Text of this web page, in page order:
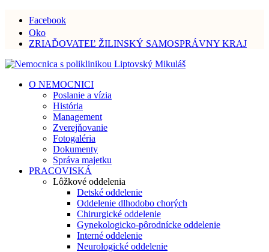
Facebook
Oko
ZRIAĎOVATEĽ ŽILINSKÝ SAMOSPRÁVNY KRAJ
O NEMOCNICI
Poslanie a vízia
História
Management
Zverejňovanie
Fotogaléria
Dokumenty
Správa majetku
PRACOVISKÁ
Lôžkové oddelenia
Detské oddelenie
Oddelenie dlhodobo chorých
Chirurgické oddelenie
Gynekologicko-pôrodnícke oddelenie
Interné oddelenie
Neurologické oddelenie